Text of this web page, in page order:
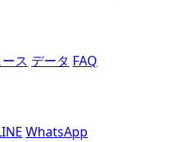
ス データ FAQ
WhatsApp